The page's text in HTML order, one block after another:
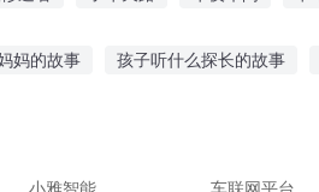
妈的故事 孩子听什么探长的故事
小雅智能 车联网平台